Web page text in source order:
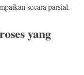
secara parsial.
yang